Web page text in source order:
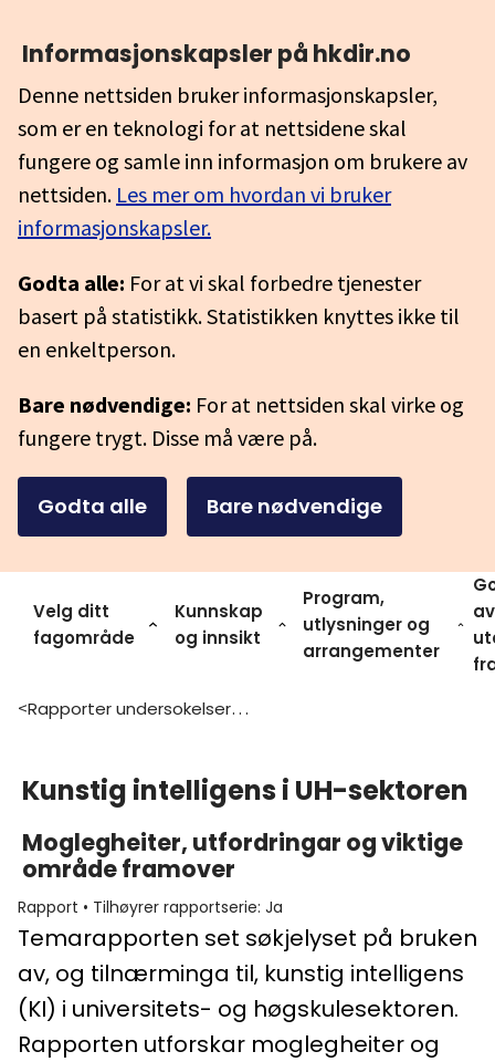
Informasjonskapsler på hkdir.no
Denne nettsiden bruker informasjonskapsler,
som er en teknologi for at nettsidene skal
fungere og samle inn informasjon om brukere av
nettsiden. Les mer om hvordan vi bruker
informasjonskapsler.
Godta alle: For at vi skal forbedre tjenester
basert på statistikk. Statistikken knyttes ikke til
en enkeltperson.
Bare nødvendige: For at nettsiden skal virke og
fungere trygt. Disse må være på.
Godta alle Bare nødvendige
Velg ditt
fagområde
Kunnskap
og innsikt
Program,
utlysninger og
arrangementer
av
> Rapporter undersokelser og statistikk
Kunstig intelligens i UH-sektoren
Moglegheiter, utfordringar og viktige
område framover
Rapport • Tilhøyrer rapportserie: Ja
Temarapporten set søkjelyset på bruken
av, og tilnærminga til, kunstig intelligens
(KI) i universitets- og høgskulesektoren.
Rapporten utforskar moglegheiter og